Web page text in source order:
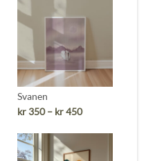
Svanen
kr 350 – kr450Prisområde:
til
kr 450